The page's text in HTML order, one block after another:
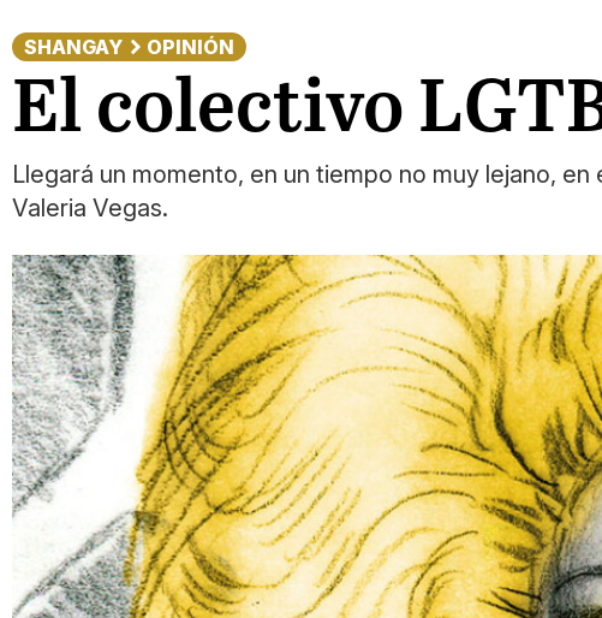
SHANGAY OPINIÓN
El colectivo
Llegará un momento, en un tiempo no muy lejano,
Valeria Vegas.